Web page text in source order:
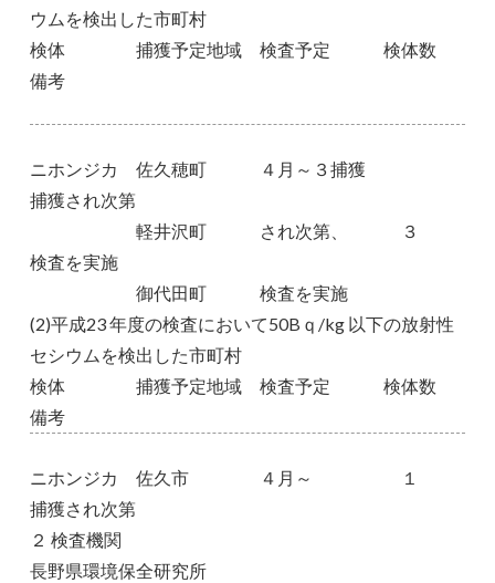
ウムを検出した市町村
検体 捕獲予定地域 検査予定 検体数
備考
ニホンジカ 佐久穂町 ４月～３捕獲
捕獲され次第
軽井沢町 され次第、 ３
検査を実施
御代田町 検査を実施
(2)平成23 年度の検査において50Bｑ/kg 以下の放射性
セシウムを検出した市町村
検体 捕獲予定地域 検査予定 検体数
備考
ニホンジカ 佐久市 ４月～ １
捕獲され次第
２ 検査機関
長野県環境保全研究所